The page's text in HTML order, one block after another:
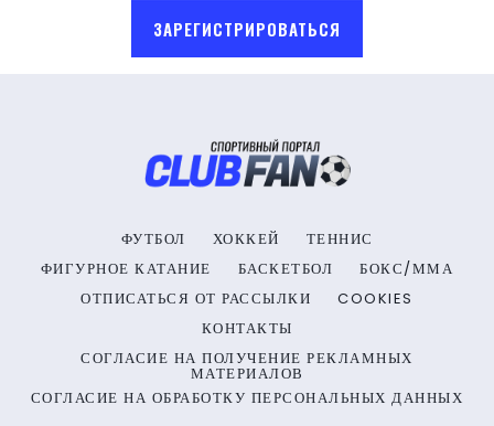
ЗАРЕГИСТРИРОВАТЬСЯ
ФУТБОЛ ХОККЕЙ
ТЕННИС
ФИГУРНОЕ КАТАНИЕ
БАСКЕТБОЛ
БОКС/ММА
ОТПИСАТЬСЯ ОТ РАССЫЛКИ
COOKIES
КОНТАКТЫ
СОГЛАСИЕ НА ПОЛУЧЕНИЕ РЕКЛАМНЫХ
МАТЕРИАЛОВ
СОГЛАСИЕ НА ОБРАБОТКУ ПЕРСОНАЛЬНЫХ ДАННЫХ